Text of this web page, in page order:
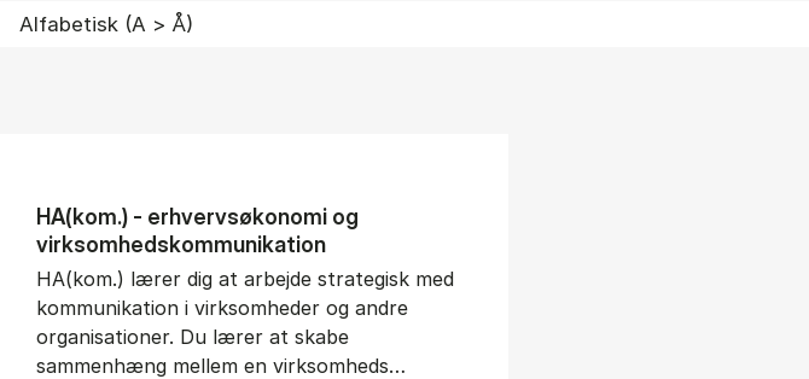
HA(kom.) - erhvervs­økonomi og
virksomheds­kommunikation
HA(kom.) lærer dig at arbejde strategisk med
kommunikation i virksomheder og andre
organisationer. Du lærer at skabe
sammenhæng mellem en virksomheds…